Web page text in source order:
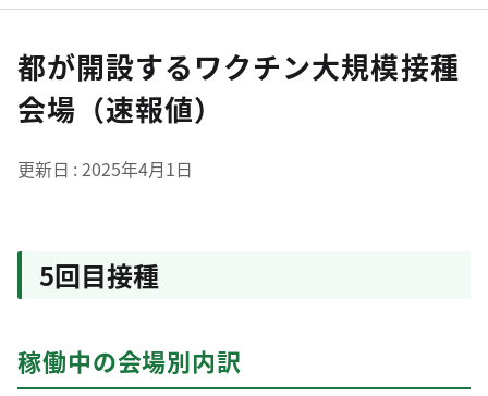
都が開設するワクチン大規模接種
会場（速報値）
更新日 2025年4月1日
5回目接種
稼働中の会場別内訳